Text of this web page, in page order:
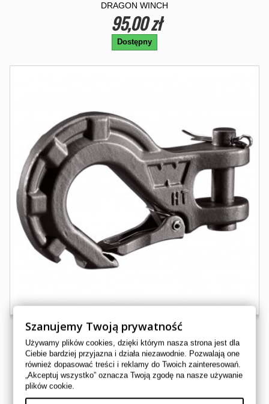
DRAGON WINCH
95,00 zł
Dostępny
HAK DO WCIAGARKI WARN EPIC CZARNY
45050551
Szanujemy Twoją prywatność
Używamy plików cookies, dzięki którym nasza strona jest dla
Ciebie bardziej przyjazna i działa niezawodnie. Pozwalają one
również dopasować treści i reklamy do Twoich zainteresowań.
„Akceptuj wszystko” oznacza Twoją zgodę na nasze używanie
plików cookie.